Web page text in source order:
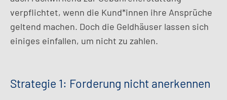
verpflichtet, wenn die Kund*innen ihre Ansprüche
geltend machen. Doch die Geldhäuser lassen sich
einiges einfallen, um nicht zu zahlen.
Strategie 1: Forderung nicht anerkennen